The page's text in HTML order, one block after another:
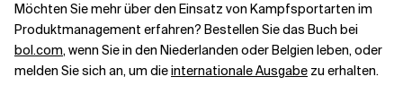
Möchten Sie mehr über den Einsatz von Kampfsportarten im
Produktmanagement erfahren? Bestellen Sie das Buch bei
bol.com, wenn Sie in den Niederlanden oder Belgien leben, oder
melden Sie sich an, um dieinternationale Ausgabe zu erhalten.